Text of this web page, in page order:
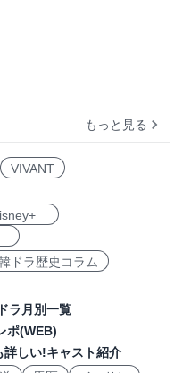
もっと見る
VIVANT
ドラ歴史コラム
ラ月別一覧
ポ(WEB)
詳しい!キャスト紹介